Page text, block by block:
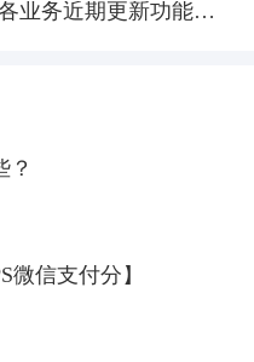
业务近期更新功能一
？
微信支付分】